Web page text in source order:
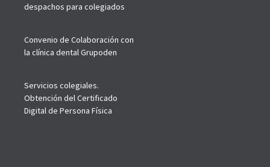
despachos para colegiados
Convenio de Colaboración con
la clínica dental Grupoden
Servicios colegiales.
Obtención del Certificado
Digital de Persona Física